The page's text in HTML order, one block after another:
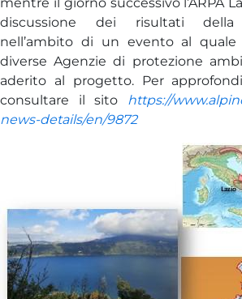
discussione dei risultati della
nell’ambito di un evento al quale
diverse Agenzie di protezione
aderito al progetto. Per
consultare il sito
https://
news-details/en/9872